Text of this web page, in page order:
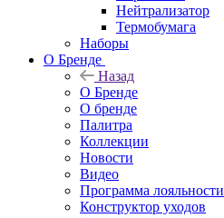
Нейтрализатор
Термобумага
Наборы
О Бренде
Назад
О Бренде
О бренде
Палитра
Коллекции
Новости
Видео
Программа лояльности
Конструктор уходов